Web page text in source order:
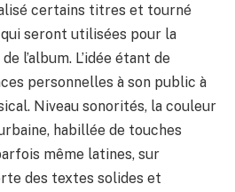
certains titres et tourné
qui seront utilisées pour la
l’album. L’idée étant de
personnelles à son public à
Niveau sonorités, la couleur
habillée de touches
même latines, sur
des textes solides et